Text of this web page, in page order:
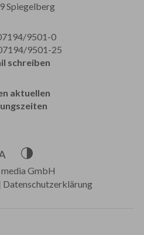
Spiegelberg
9501-0
9501-25
schreiben
aktuellen
GmbH
Datenschutzerklärung